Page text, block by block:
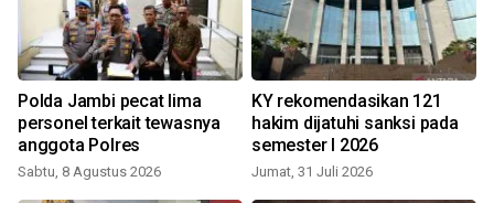
Polda Jambi pecat lima
personel terkait tewasnya
anggota Polres
Sabtu, 8 Agustus 2026
KY rekomendasikan 121
hakim dijatuhi sanksi pada
semester I 2026
Jumat, 31 Juli 2026